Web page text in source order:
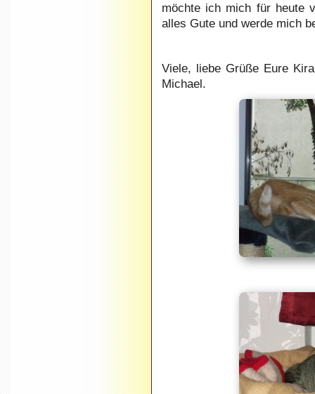
möchte ich mich für heute
alles Gute und werde mich
Viele, liebe Grüße Eure
Michael.